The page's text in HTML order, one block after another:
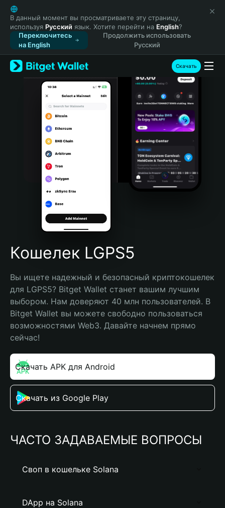
English
日本語
Tiếng Việt
Русский
Español (Latinoamérica)
Türkçe
Italiano
Português (Portugal)
Bahasa Indonesia
Português (Brasil)
Español (Argentina)
В данный момент вы просматриваете эту страницу,
используя Русский язык. Хотите перейти на English?
Переключитесь
на English
Продолжить использовать
Русский
Скачать
Кошелек LGPS5
Вы ищете надежный и безопасный криптокошелек
для LGPS5? Bitget Wallet станет вашим лучшим
выбором. Нам доверяют 40 млн пользователей. В
Bitget Wallet вы можете свободно пользоваться
возможностями Web3. Давайте начнем прямо
сейчас!
Скачать APK для Android
Скачать из Google Play
ЧАСТО ЗАДАВАЕМЫЕ ВОПРОСЫ
Своп в кошельке Solana
DApp на Solana